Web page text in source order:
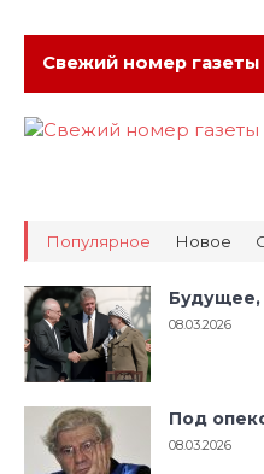
Свежий номер газеты
Популярное Новое
08.03.2026
Под
08.03.2026